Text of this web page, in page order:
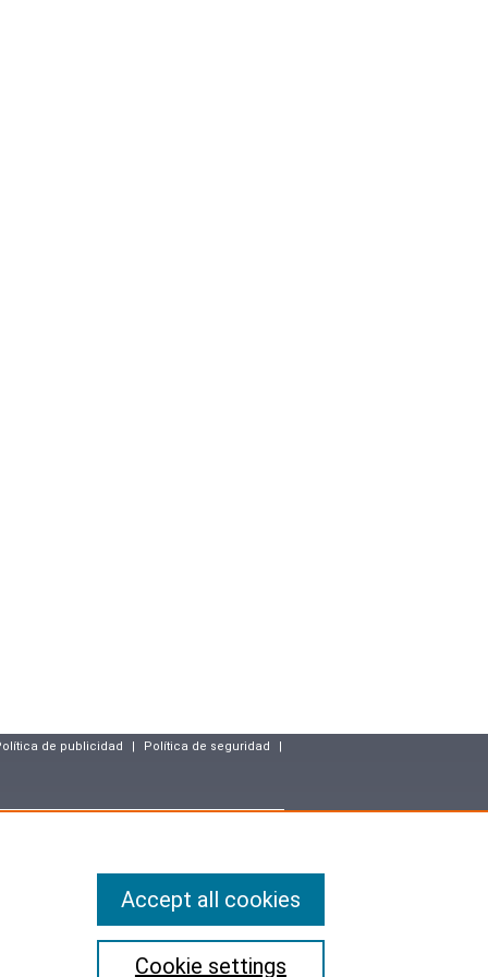
de publicidad | Política de seguridad |
archivos y libertades, usted tiene el derecho de
o suprimido información sobre usted que son inexactos,
o uso está prohibido.
de los requisitos legales aplicables en Francia y no de
Cookie settings
Accept all cookies